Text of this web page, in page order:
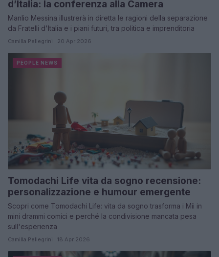
d’Italia: la conferenza alla Camera
Manlio Messina illustrerà in diretta le ragioni della separazione
da Fratelli d'Italia e i piani futuri, tra politica e imprenditoria
Camilla Pellegrini · 20 Apr 2026
PEOPLE NEWS
Tomodachi Life vita da sogno recensione:
personalizzazione e humour emergente
Scopri come Tomodachi Life: vita da sogno trasforma i Mii in
mini drammi comici e perché la condivisione mancata pesa
sull'esperienza
Camilla Pellegrini · 18 Apr 2026